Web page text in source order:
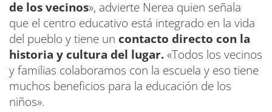
de los vecinos», advierte Nerea quien señala
que el centro educativo está integrado en la vida
del pueblo y tiene un contacto directo con la
historia y cultura del lugar.«Todos los vecinos
y familias colaboramos con la escuela y eso tiene
muchos beneficios para la educación de los
niños».